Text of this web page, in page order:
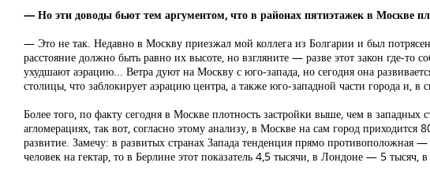
— Но эти доводы бьют тем аргументом, что в районах пятиэтажек в Москве
— Это не так. Недавно в Москву приезжал мой коллега из Болгарии и был
расстояние должно быть равно их высоте, но взгляните — разве этот закон где-
ухудшают аэрацию... Ветра дуют на Москву с юго-запада, но сегодня она
столицы, что заблокирует аэрацию центра, а также юго-западной части города и,
Более того, по факту сегодня в Москве плотность застройки выше, чем в
агломерациях, так вот, согласно этому анализу, в Москве на сам город
развитие. Замечу: в развитых странах Запада тенденция прямо
человек на гектар, то в Берлине этот показатель 4,5 тысячи, в Лондоне — 5